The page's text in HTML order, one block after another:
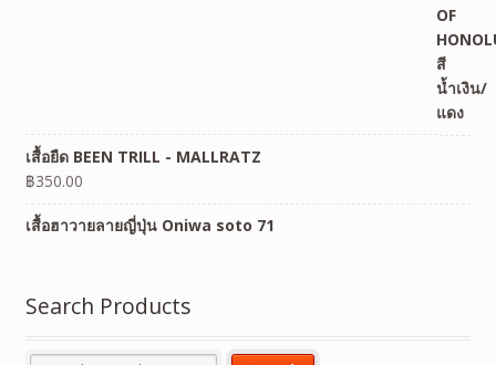
เสื้อยืด BEEN TRILL - MALLRATZ
฿350.00
เสื้อฮาวายลายญี่ปุ่น Oniwa soto 71
Search Products